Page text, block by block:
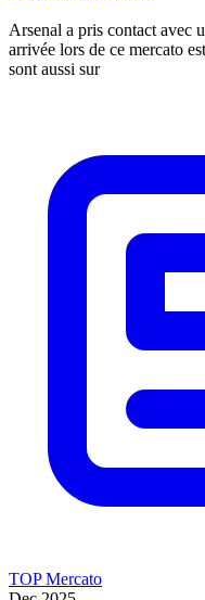
Arsenal a pris contact avec
arrivée lors de ce mercato
sont aussi sur
TOP Mercato